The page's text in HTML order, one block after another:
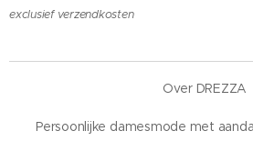
exclusief verzendkosten
Over DREZZA
Persoonlijke damesmode met